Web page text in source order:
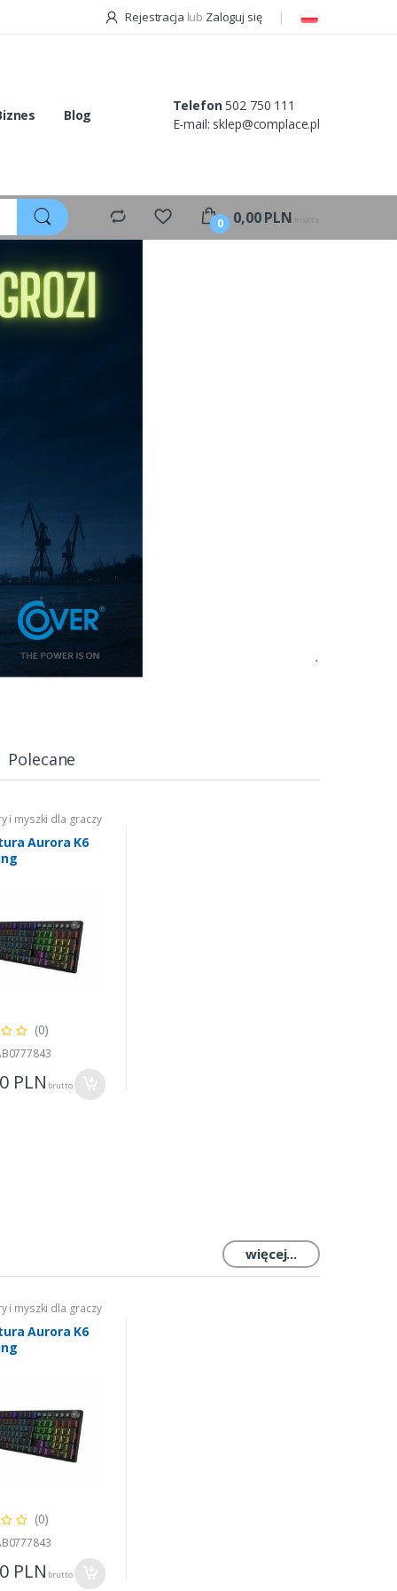
Rejestracja lub Zaloguj się
Blog
Telefon 502 750 111
E-mail: sklep@complace.pl
0 0,00PLN
Polecane
i myszki dla graczy
Aurora K6
(0)
PLN brutto
więcej...
i myszki dla graczy
Aurora K6
(0)
PLN brutto